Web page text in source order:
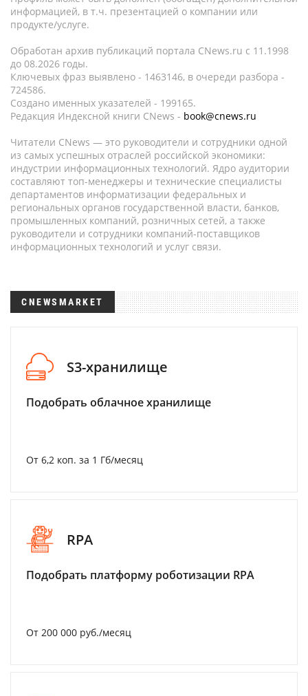
информацией, в т.ч. презентацией о компании или
продукте/услуге.
Обработан архив публикаций портала CNews.ru c 11.1998
до 08.2026 годы.
Ключевых фраз выявлено - 1463146, в очереди разбора -
724586.
Создано именных указателей - 199165.
Редакция Индексной книги CNews - book@cnews.ru
Читатели CNews — это руководители и сотрудники одной
из самых успешных отраслей российской экономики:
индустрии информационных технологий. Ядро аудитории
составляют топ-менеджеры и технические специалисты
департаментов информатизации федеральных и
региональных органов государственной власти, банков,
промышленных компаний, розничных сетей, а также
руководители и сотрудники компаний-поставщиков
информационных технологий и услуг связи.
CNEWSMARKET
S3-хранилище
Подобрать облачное хранилище
От 6,2 коп. за 1 Гб/месяц
RPA
Подобрать платформу роботизации RPA
От 200 000 руб./месяц